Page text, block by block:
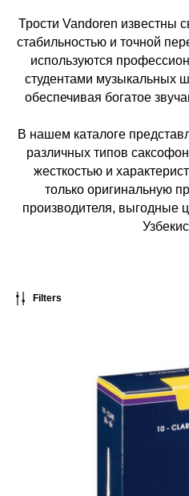
Трости Vandoren известны
стабильностью и точной
используются
студентами музыкальных
обеспечивая богатое
В нашем каталоге
различных типов
жесткостью и
только оригинальную
производителя, выгодные
Filters